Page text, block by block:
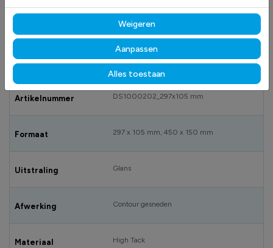
dat het verbod uitbeeld is zwart.
SPECIFICATIES
Artikelnummer DS1000202_297x105 mm
Formaat 297 x 105 mm, 450 x 150 mm
Uitstraling Glans
Afwerking Contour gesneden
Materiaal High Tack
Weigeren
Aanpassen
Alles toestaan